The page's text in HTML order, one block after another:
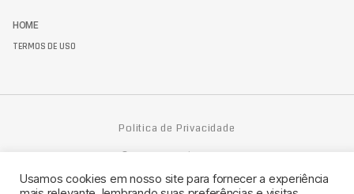
HOME
TERMOS DE USO
© 2024 GuindastesBR
Politica de Privacidade
Usamos cookies em nosso site para fornecer a experiência